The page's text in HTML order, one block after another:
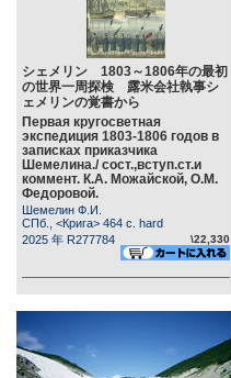
シェメリン 1803～1806年の最初
の世界一周探検 露米会社執事シ
ェメリンの覚書から
Первая кругосветная
экспедиция 1803-1806 годов в
записках приказчика
Шемелина./ сост.,вступ.ст.и
коммент. К.А. Можайской, О.М.
Федоровой.
Шемелин Ф.И.
СПб., <Крига> 464 c. hard
2025 年 R277784
\22,330